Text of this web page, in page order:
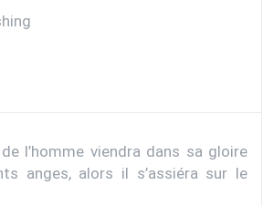
l’homme viendra dans sa gloire
anges, alors il s’assiéra sur le